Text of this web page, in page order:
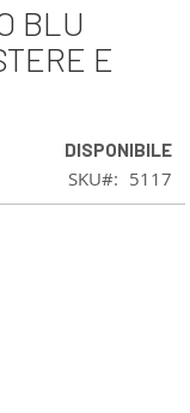
BLU
E
DISPONIBILE
SKU 5117